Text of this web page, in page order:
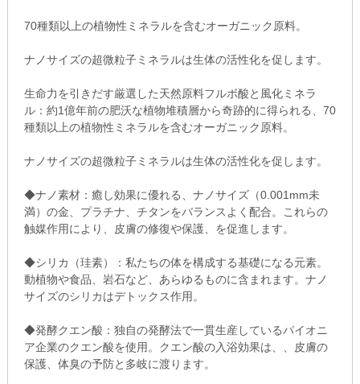
70種類以上の植物性ミネラルを含むオーガニック原料。
ナノサイズの超微粒子ミネラルは生体の活性化を促します。
生命力を引きだす厳選した天然原料フルボ酸と風化ミネラ
ル：約1億年前の肥沃な植物堆積層から奇跡的に得られる、70
種類以上の植物性ミネラルを含むオーガニック原料。
ナノサイズの超微粒子ミネラルは生体の活性化を促します。
◆ナノ素材：癒し効果に優れる、ナノサイズ（0.001mm未
満）の金、プラチナ、チタンをバランスよく配合。これらの
触媒作用により、皮膚の修復や保護、を促進します。
◆シリカ（珪素）：私たちの体を構成する基礎になる元素。
動植物や食品、岩石など、あらゆるものに含まれます。ナノ
サイズのシリカはデトックス作用。
◆発酵クエン酸：独自の発酵法で一貫生産しているパイオニ
ア企業のクエン酸を使用。クエン酸の入浴効果は、、皮膚の
保護、体臭の予防と多岐に渡ります。